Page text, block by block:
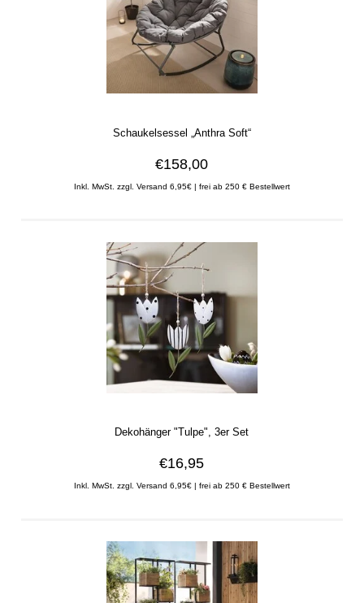
Schaukelsessel „Anthra Soft“
€158,00
Inkl. MwSt. zzgl. Versand 6,95€ | frei ab 250 € Bestellwert
Dekohänger "Tulpe", 3er Set
€16,95
Inkl. MwSt. zzgl. Versand 6,95€ | frei ab 250 € Bestellwert